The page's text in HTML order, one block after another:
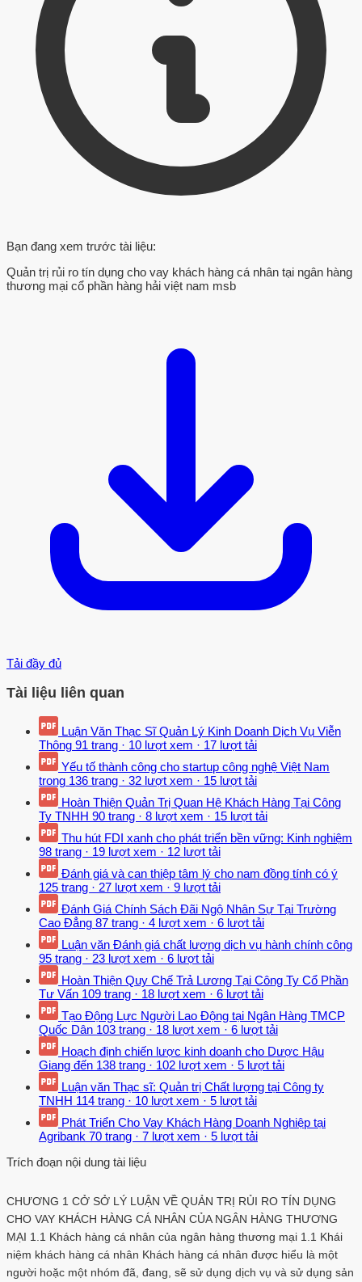
Bạn đang xem trước tài liệu:
Quản trị rủi ro tín dụng cho vay khách hàng cá nhân tại ngân hàng
thương mại cổ phần hàng hải việt nam msb
Tải đầy đủ
Tài liệu liên quan
Luận Văn Thạc Sĩ Quản Lý Kinh Doanh Dịch Vụ Viễn
Thông 91 trang · 10 lượt xem · 17 lượt tải
Yếu tố thành công cho startup công nghệ Việt Nam
trong 136 trang · 32 lượt xem · 15 lượt tải
Hoàn Thiện Quản Trị Quan Hệ Khách Hàng Tại Công
Ty TNHH 90 trang · 8 lượt xem · 15 lượt tải
Thu hút FDI xanh cho phát triển bền vững: Kinh nghiệm
98 trang · 19 lượt xem · 12 lượt tải
Đánh giá và can thiệp tâm lý cho nam đồng tính có ý
125 trang · 27 lượt xem · 9 lượt tải
Đánh Giá Chính Sách Đãi Ngộ Nhân Sự Tại Trường
Cao Đẳng 87 trang · 4 lượt xem · 6 lượt tải
Luận văn Đánh giá chất lượng dịch vụ hành chính công
95 trang · 23 lượt xem · 6 lượt tải
Hoàn Thiện Quy Chế Trả Lương Tại Công Ty Cổ Phần
Tư Vấn 109 trang · 18 lượt xem · 6 lượt tải
Tạo Động Lực Người Lao Động tại Ngân Hàng TMCP
Quốc Dân 103 trang · 18 lượt xem · 6 lượt tải
Hoạch định chiến lược kinh doanh cho Dược Hậu
Giang đến 138 trang · 102 lượt xem · 5 lượt tải
Luận văn Thạc sĩ: Quản trị Chất lượng tại Công ty
TNHH 114 trang · 10 lượt xem · 5 lượt tải
Phát Triển Cho Vay Khách Hàng Doanh Nghiệp tại
Agribank 70 trang · 7 lượt xem · 5 lượt tải
Trích đoạn nội dung tài liệu
CHƯƠNG 1 CỞ SỞ LÝ LUẬN VỀ QUẢN TRỊ RỦI RO TÍN DỤNG
CHO VAY KHÁCH HÀNG CÁ NHÂN CỦA NGÂN HÀNG THƯƠNG
MẠI 1.1 Khách hàng cá nhân của ngân hàng thương mại 1.1 Khái
niệm khách hàng cá nhân Khách hàng cá nhân được hiểu là một
người hoặc một nhóm đã, đang, sẽ sử dụng dịch vụ và sử dụng sản